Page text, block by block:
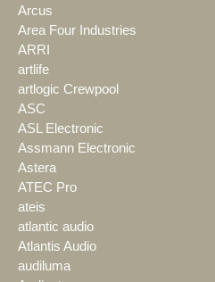
Arcus
Area Four Industries
ARRI
artlife
artlogic Crewpool
ASC
ASL Electronic
Assmann Electronic
Astera
ATEC Pro
ateis
atlantic audio
Atlantis Audio
audiluma